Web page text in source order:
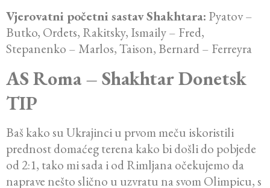
Vjerovatni početni sastav Shakhtara: Pyatov –
Butko, Ordets, Rakitsky, Ismaily – Fred,
Stepanenko – Marlos, Taison, Bernard – Ferreyra
AS Roma – Shakhtar Donetsk
TIP
Baš kako su Ukrajinci u prvom meču iskoristili
prednost domaćeg terena kako bi došli do pobjede
od 2:1, tako mi sada i od Rimljana očekujemo da
naprave nešto slično u uzvratu na svom Olimpicu, s